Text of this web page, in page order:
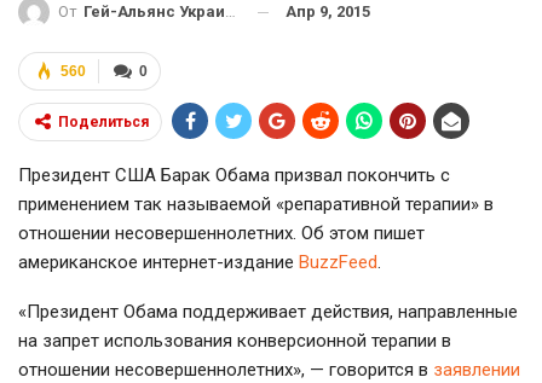
От Гей-Альянс Украина Апр 9, 2015
0
560
Поделиться
Президент США Барак Обама призвал покончить с
применением так называемой «репаративной терапии» в
отношении несовершеннолетних. Об этом пишет
американское интернет-издание BuzzFeed.
«Президент Обама поддерживает действия, направленные
на запрет использования конверсионной терапии в
отношении несовершеннолетних», — говорится в заявлении